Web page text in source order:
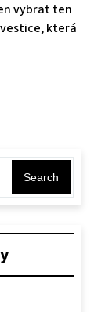
vybrat ten
která
Search